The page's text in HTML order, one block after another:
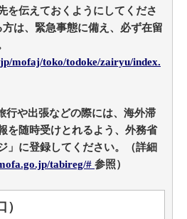
を伝えておくようにしてくださ
は、緊急事態に備え、必ず在留
mofaj/toko/todoke/zairyu/index.
や出張などの際には、海外滞
を随時受けとれるよう、外務省
」に登録してください。（詳細
tabireg/# 参照）